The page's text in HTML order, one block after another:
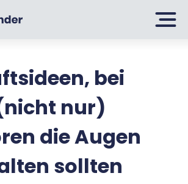
bei
nur)
die Augen
sollten